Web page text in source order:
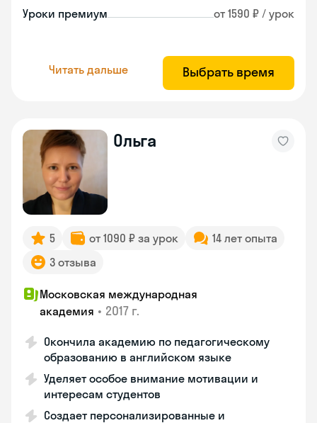
Уроки премиум от 1590 ₽ / урок
Читать дальше Выбрать время
Ольга
5 от 1090 ₽ за урок
14 лет опыта
3 отзыва
Московская международная
академия • 2017 г.
Окончила академию по педагогическому
образованию в английском языке
Уделяет особое внимание мотивации и
интересам студентов
Создает персонализированные и